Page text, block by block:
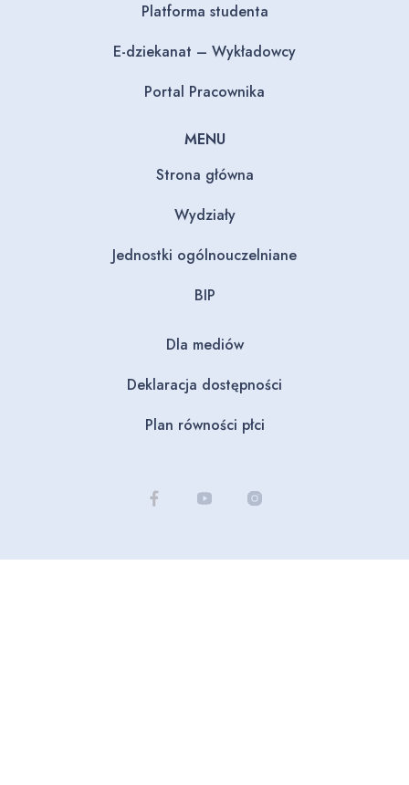
Platforma studenta
E-dziekanat – Wykładowcy
Portal Pracownika
MENU
Strona główna
Wydziały
Jednostki ogólnouczelniane
BIP
Dla mediów
Deklaracja dostępności
Plan równości płci